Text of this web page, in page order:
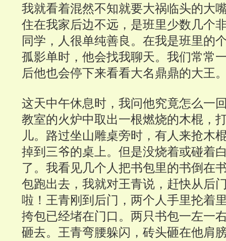
我就看着混然不知就要大祸临头的大
住在我家后边不远，是班里少数几个
同学，人很单纯善良。在我是班里的
孤影单时，他会找我聊天。我们常常
后他也会停下来看看大名鼎鼎的大王
这天中午休息时，我问他究竟怎么一
教室的火炉中取出一根燃烧的木棍，
儿。路过坐山雕桌旁时，有人来抢木
掉到三爷的桌上。但是没烧着或碰着
了。我看见几个人把书包里的书倒在
包跑出去，我就对王青说，赶快从后
啦！王青刚到后门，两个人手里抡着
挎包已经堵在门口。两只书包一左一
砸去。王青弯腰躲闪，砖头砸在他肩